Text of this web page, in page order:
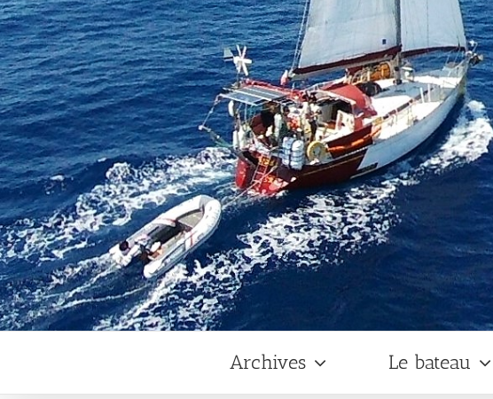
Archives Le bateau